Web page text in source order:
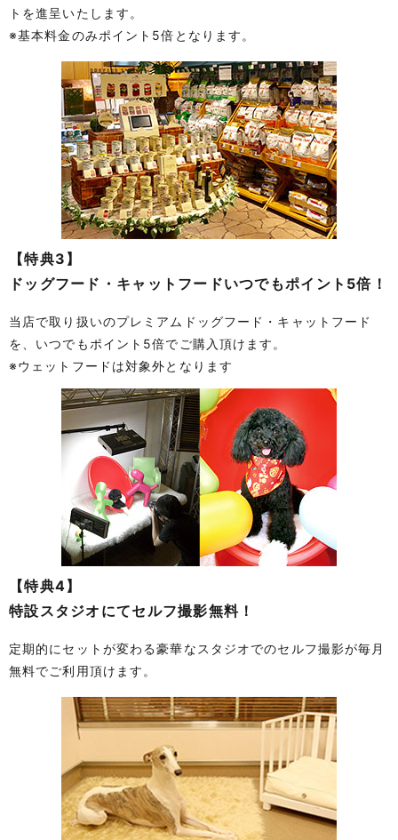
トを進呈いたします。
※基本料金のみポイント5倍となります。
【特典3】
ドッグフード・キャットフードいつでもポイント5倍！
当店で取り扱いのプレミアムドッグフード・キャットフード
を、いつでもポイント5倍でご購入頂けます。
※ウェットフードは対象外となります
【特典4】
特設スタジオにてセルフ撮影無料！
定期的にセットが変わる豪華なスタジオでのセルフ撮影が毎月
無料でご利用頂けます。